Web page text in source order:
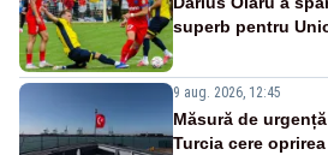
superb pentru
9 aug. 2026, 12:45
Măsură de
Turcia cere